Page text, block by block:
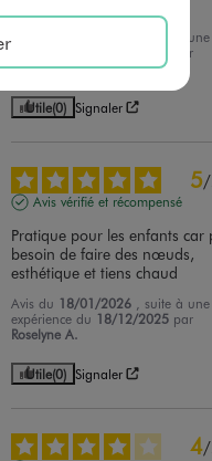
, suite à une
par
Princia T.
Utile(0) Signaler
5/
Avis vérifié et récompensé
Pratique pour les enfants car
besoin de faire des nœuds,
esthétique et tiens chaud
Avis du 18/01/2026
, suite à une
expérience du 18/12/2025 par
Roselyne A.
Utile(0) Signaler
4/